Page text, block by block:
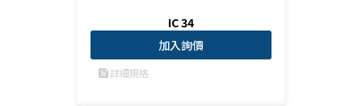
IC 34
加入詢價
feed詳細規格